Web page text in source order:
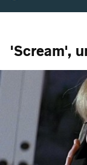
'Scream',